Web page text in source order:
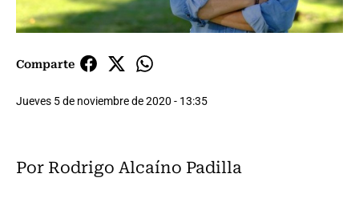
Comparte
Jueves 5 de noviembre de 2020 - 13:35
Por Rodrigo Alcaíno Padilla